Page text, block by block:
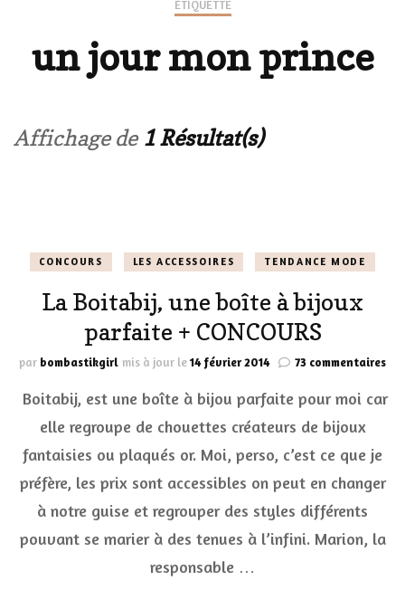
ÉTIQUETTE
un jour mon prince
Affichage de 1 Résultat(s)
CONCOURS LES ACCESSOIRES TENDANCE MODE
La Boitabij, une boîte à bijoux
parfaite + CONCOURS
par bombastikgirl mis à jour le14 février 2014 73 commentairessur
Boitabij, est une boîte à bijou parfaite pour moi car
elle regroupe de chouettes créateurs de bijoux
fantaisies ou plaqués or. Moi, perso, c’est ce que je
préfère, les prix sont accessibles on peut en changer
à notre guise et regrouper des styles différents
pouvant se marier à des tenues à l’infini. Marion, la
responsable …